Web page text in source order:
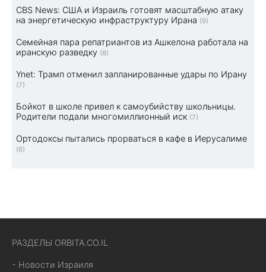
CBS News: США и Израиль готовят масштабную атаку
на энергетическую инфраструктуру Ирана (9)
Семейная пара репатриантов из Ашкелона работала на
иранскую разведку (8)
Ynet: Трамп отменил запланированные удары по Ирану
(7)
Бойкот в школе привел к самоубийству школьницы.
Родители подали многомиллионный иск (7)
Ортодоксы пытались прорваться в кафе в Иерусалиме
(6)
РАЗДЕЛЫ ORBITA.CO.IL
- Новости Израиля